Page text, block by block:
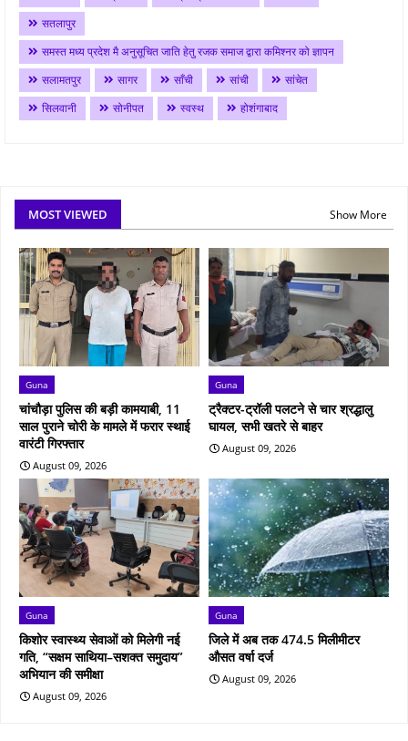
सतलापुर
समस्त मध्य प्रदेश मै अनुसूचित जाति हेतु रजक समाज द्वारा कमिश्नर को ज्ञापन
सलामतपुर
सागर साँची सांची
सांचेत
सिलवानी
सोनीपत स्वस्थ होशंगाबाद
MOST VIEWED Show More
Guna
चांचौड़ा पुलिस की बड़ी कामयाबी, 11
साल पुराने चोरी के मामले में फरार स्थाई
वारंटी गिरफ्तार
August 09, 2026
Guna
ट्रैक्टर-ट्रॉली पलटने से चार श्रद्धालु
घायल, सभी खतरे से बाहर
August 09, 2026
Guna
किशोर स्वास्थ्य सेवाओं को मिलेगी नई
गति, “सक्षम साथिया–सशक्त समुदाय”
अभियान की समीक्षा
August 09, 2026
Guna
जिले में अब तक 474.5 मिलीमीटर
औसत वर्षा दर्ज
August 09, 2026